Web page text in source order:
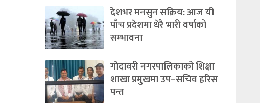
देशभर मनसुन सक्रिय: आज यी
पाँच प्रदेशमा धेरै भारी वर्षाको
सम्भावना
गोदावरी नगरपालिकाको शिक्षा
शाखा प्रमुखमा उप–सचिव हरिस
पन्त